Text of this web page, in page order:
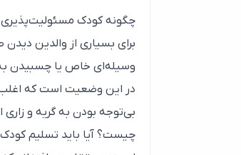
چگونه کودک مسئولیت‌پذیری
برای بسیاری از والدین
وسیله‌ای خاص یا چسبیدن به
در این وضعیت است که اغلب
بی‌توجه بودن به گریه و
چیست؟ آیا باید تسلیم